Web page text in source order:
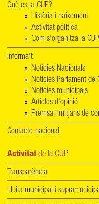
Què és la CUP?
Història i naixement
Activitat política
Com s'organitza la
Informa't
Notícies Nacionals
Notícies Parlament de
Notícies municipals
Articles d'opinió
Premsa i mitjans de
Contacte nacional
Activitat de la CUP
Transparència
Lluita municipal i